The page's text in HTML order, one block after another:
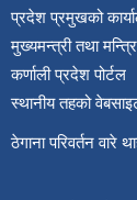
प्रदेश प्रमुखको
मुख्यमन्त्री तथा
कर्णाली प्रदेश पोर्टल
स्थानीय तहको
ठेगाना परिवर्तन वारे